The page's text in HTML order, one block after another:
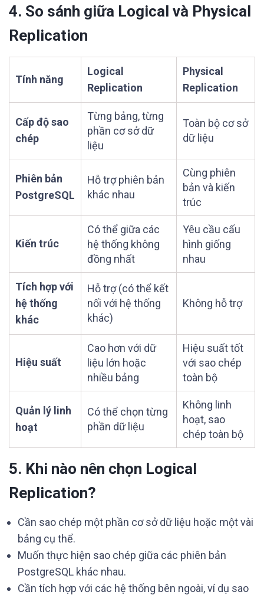
4. So sánh giữa Logical và Physical
Replication
Tính năng
Logical
Replication
Physical
Replication
Cấp độ sao
chép
Từng bảng, từng
phần cơ sở dữ
liệu
Toàn bộ cơ sở
dữ liệu
Phiên bản
PostgreSQL
Hỗ trợ phiên bản
khác nhau
Cùng phiên
bản và kiến
trúc
Kiến trúc
Có thể giữa các
hệ thống không
đồng nhất
Yêu cầu cấu
hình giống
nhau
Tích hợp với
hệ thống
khác
Hỗ trợ (có thể kết
nối với hệ thống
khác)
Không hỗ trợ
Hiệu suất
Cao hơn với dữ
liệu lớn hoặc
nhiều bảng
Hiệu suất tốt
với sao chép
toàn bộ
Quản lý linh
hoạt
Có thể chọn từng
phần dữ liệu
Không linh
hoạt, sao
chép toàn bộ
5. Khi nào nên chọn Logical
Replication?
Cần sao chép một phần cơ sở dữ liệu hoặc một vài
bảng cụ thể.
Muốn thực hiện sao chép giữa các phiên bản
PostgreSQL khác nhau.
Cần tích hợp với các hệ thống bên ngoài, ví dụ sao